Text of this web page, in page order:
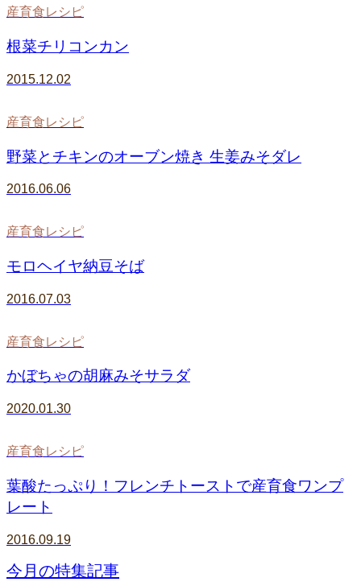
産育食レシピ
根菜チリコンカン
2015.12.02
産育食レシピ
野菜とチキンのオーブン焼き 生姜みそダレ
2016.06.06
産育食レシピ
モロヘイヤ納豆そば
2016.07.03
産育食レシピ
かぼちゃの胡麻みそサラダ
2020.01.30
産育食レシピ
葉酸たっぷり！フレンチトーストで産育食ワンプ
レート
2016.09.19
今月の特集記事